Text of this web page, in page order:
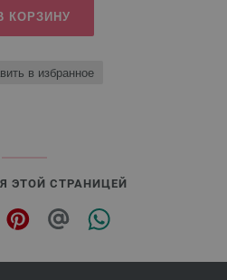
КОРЗИНУ
в избранное
ЭТОЙ СТРАНИЦЕЙ